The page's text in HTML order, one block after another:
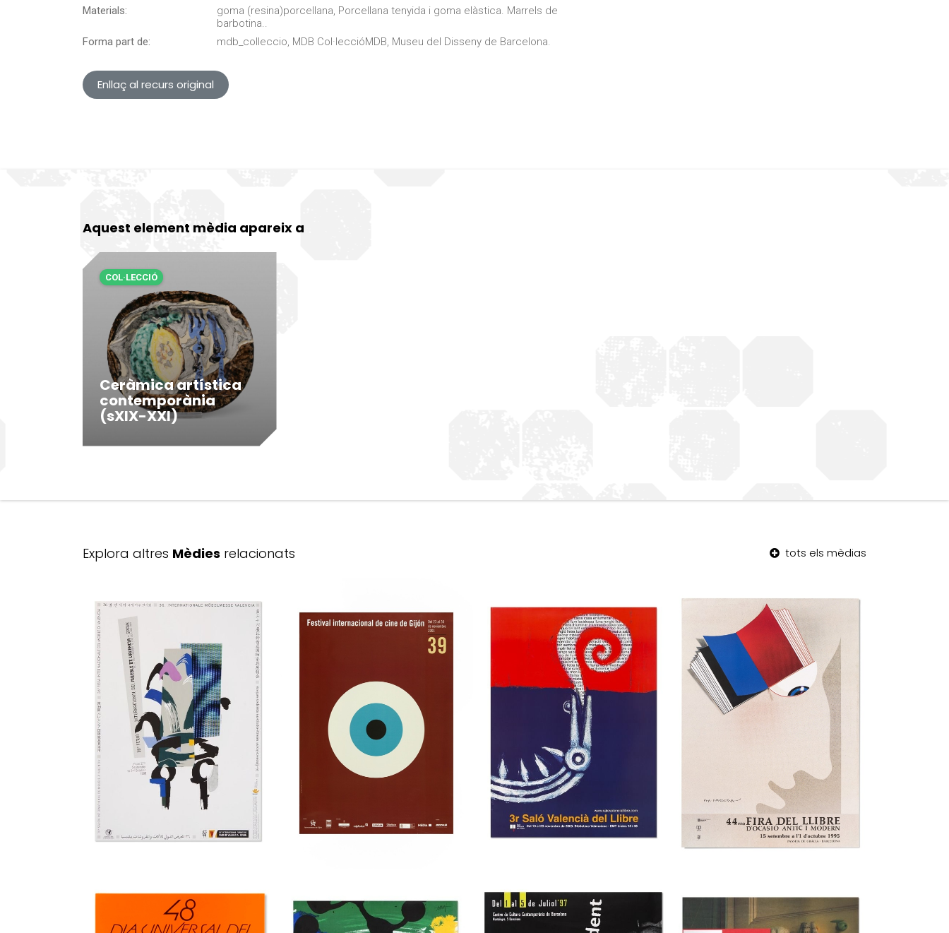
Materials:
goma (resina)porcellana, Porcellana tenyida i goma elàstica. Marrels de
barbotina..
Forma part de:
mdb_colleccio, MDB Col·leccióMDB, Museu del Disseny de Barcelona.
Enllaç al recurs original
Aquest element mèdia apareix a
Ceràmica artística
contemporània
(sXIX-XXI)
COL·LECCIÓ
Explora altres Mèdies relacionats tots els mèdias